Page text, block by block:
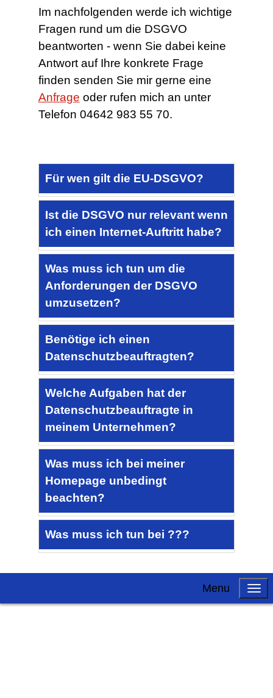
Im nachfolgenden werde ich wichtige
Fragen rund um die DSGVO
beantworten - wenn Sie dabei keine
Antwort auf Ihre konkrete Frage
finden senden Sie mir gerne eine
Anfrage oder rufen mich an unter
Telefon 04642 983 55 70.
Für wen gilt die EU-DSGVO?
Ist die DSGVO nur relevant wenn
ich einen Internet-Auftritt habe?
Was muss ich tun um die
Anforderungen der DSGVO
umzusetzen?
Benötige ich einen
Datenschutzbeauftragten?
Welche Aufgaben hat der
Datenschutzbeauftragte in
meinem Unternehmen?
Was muss ich bei meiner
Homepage unbedingt
beachten?
Was muss ich tun bei ???
Menu